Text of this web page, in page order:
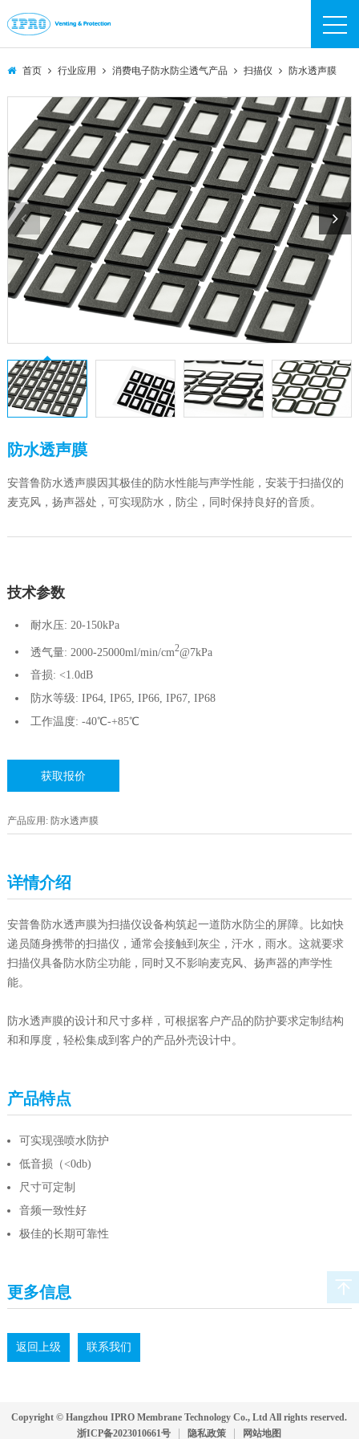
IPRO
IPRO
首页 行业应用 消费电子防水防尘透气产品 扫描仪 防水透声膜
防水透声膜
安普鲁防水透声膜因其极佳的防水性能与声学性能，安装于扫描仪的
麦克风，扬声器处，可实现防水，防尘，同时保持良好的音质。
技术参数
耐水压: 20-150kPa
透气量: 2000-25000ml/min/cm2@7kPa
音损: <1.0dB
防水等级: IP64, IP65, IP66, IP67, IP68
工作温度: -40℃-+85℃
获取报价
产品应用: 防水透声膜
详情介绍
安普鲁防水透声膜为扫描仪设备构筑起一道防水防尘的屏障。比如快
递员随身携带的扫描仪，通常会接触到灰尘，汗水，雨水。这就要求
扫描仪具备防水防尘功能，同时又不影响麦克风、扬声器的声学性
能。
防水透声膜的设计和尺寸多样，可根据客户产品的防护要求定制结构
和和厚度，轻松集成到客户的产品外壳设计中。
产品特点
可实现强喷水防护
低音损（<0db)
尺寸可定制
音频一致性好
极佳的长期可靠性
更多信息
返回上级 联系我们
Copyright © Hangzhou IPRO Membrane Technology Co., Ltd All rights reserved.
浙ICP备2023010661号
隐私政策 网站地图